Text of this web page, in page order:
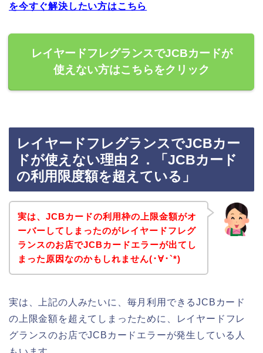
を今すぐ解決したい方はこちら
レイヤードフレグランスでJCBカードが
使えない方はこちらをクリック
レイヤードフレグランスでJCBカー
ドが使えない理由２．「JCBカード
の利用限度額を超えている」
実は、JCBカードの利用枠の上限金額がオ
ーバーしてしまったのがレイヤードフレグ
ランスのお店でJCBカードエラーが出てし
まった原因なのかもしれません(･∀･`*)
実は、上記の人みたいに、毎月利用できるJCBカード
の上限金額を超えてしまったために、レイヤードフレ
グランスのお店でJCBカードエラーが発生している人